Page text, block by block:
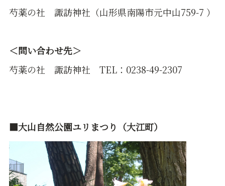
芍薬の社 諏訪神社（山形県南陽市元中山759-7 ）
＜問い合わせ先＞
芍薬の社 諏訪神社 TEL：0238-49-2307
■大山自然公園ユリまつり（大江町）